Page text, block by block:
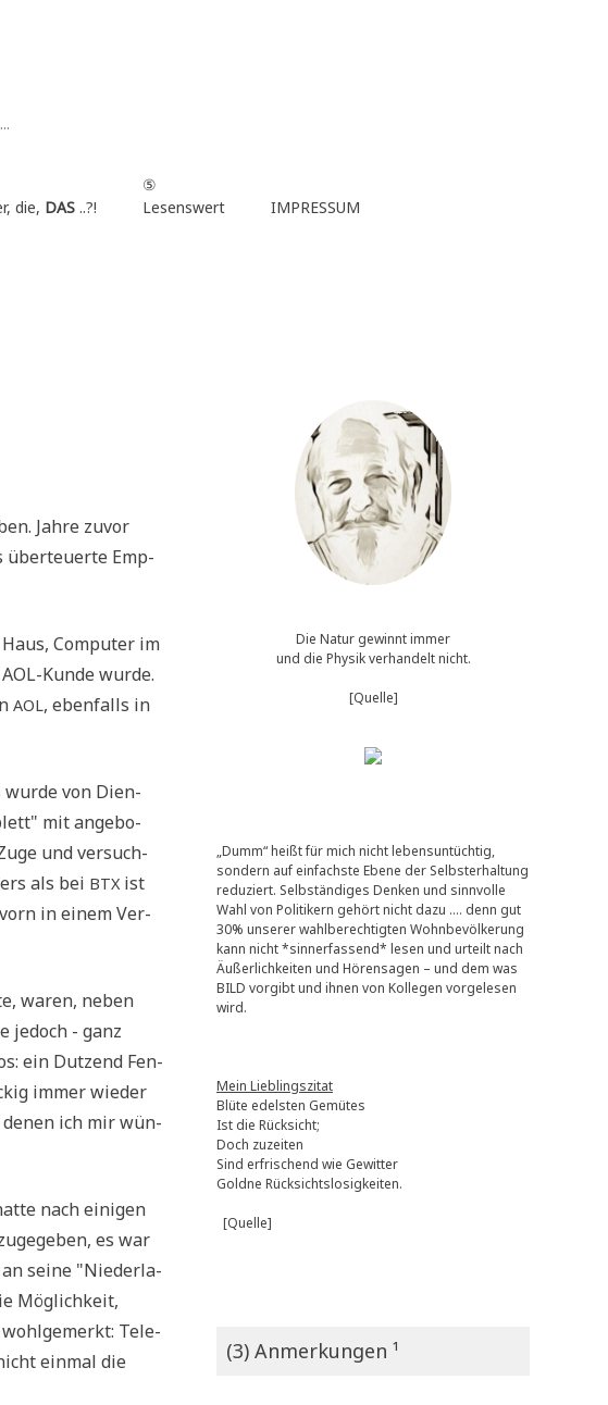
die, DAS..?!
⑤
Lesenswert
IMPRESSUM
Jah­re zuvor
über­teu­er­te Emp­
Com­pu­ter im
Kun­de wur­de.
AOL, eben­falls in
wur­de von Dien­
mit ange­bo­
und ver­such­
als bei BTX ist
in einem Ver­
waren, neben
jedoch - ganz
ein Dut­zend Fen­
immer wie­der
denen ich mir wün­
nach eini­gen
es war
an sei­ne "Nie­der­la­
Mög­lich­keit,
wohl­ge­merkt: Tele­
ein­mal die
Die Natur gewinnt immer
und die Physik verhandelt nicht.
[Quelle]
„Dumm“ heißt für mich nicht lebensuntüchtig,
sondern auf einfachste Ebene der Selbsterhaltung
reduziert. Selbständiges Denken und sinnvolle
Wahl von Politikern gehört nicht dazu …. denn gut
30% unserer wahlberechtigten Wohnbevölkerung
kann nicht *sinnerfassend* lesen und urteilt nach
Äußerlichkeiten und Hörensagen – und dem was
BILD vorgibt und ihnen von Kollegen vorgelesen
wird.
Mein Lieblingszitat
Blüte edelsten Gemütes
Ist die Rücksicht;
Doch zuzeiten
Sind erfrischend wie Gewitter
Goldne Rücksichtslosigkeiten.
[Quelle]
(3) Anmerkungen ¹